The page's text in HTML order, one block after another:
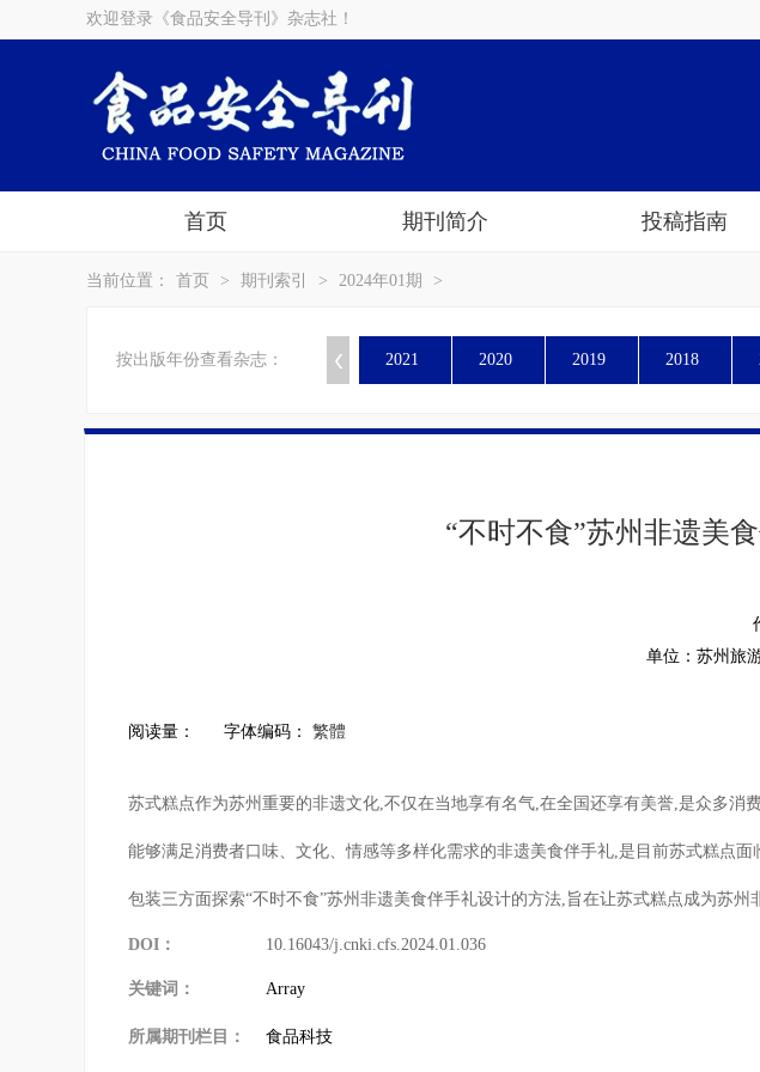
欢迎登录《食品安全导刊》杂志社！
首页 期刊简介 投稿指南
当前位置： 首页 > 期刊索引 > 2024年01期 >
按出版年份查看杂志： 2021 2020 2019 2018
“不时不食”苏州非遗美
单位：苏州旅
阅读量： 字体编码： 繁體
苏式糕点作为苏州重要的非遗文化,不仅在当地享有名气,在全国还享有美誉,是众多
能够满足消费者口味、文化、情感等多样化需求的非遗美食伴手礼,是目前苏式糕点
包装三方面探索“不时不食”苏州非遗美食伴手礼设计的方法,旨在让苏式糕点成为苏州
DOI： 10.16043/j.cnki.cfs.2024.01.036
关键词： Array
所属期刊栏目： 食品科技